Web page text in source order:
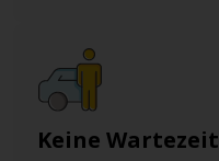
Keine Wartezeit